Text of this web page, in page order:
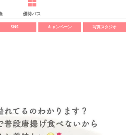
優待パス
SNS キャンペーン 写真スタジオ